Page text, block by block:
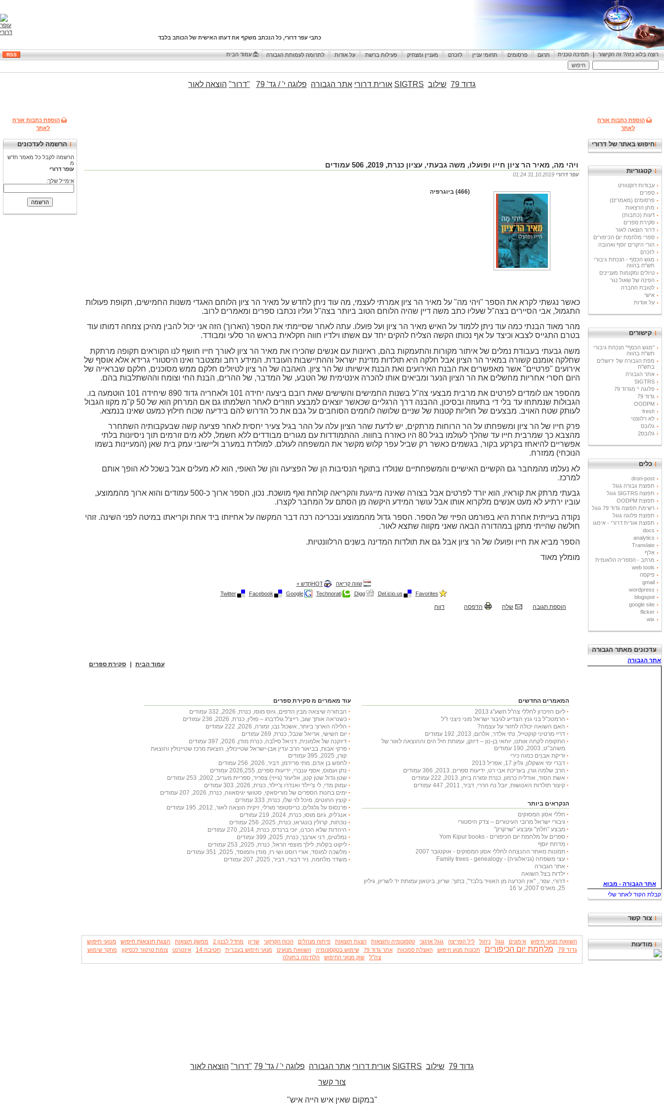
כתבי עפר דרורי, כל הנכתב משקף את דעתו האישית של הכותב בלבד
RSS רוצה בלוג כזה? זה הקישור | תמיכה טכנית תרגם פרסומים תחומי עניין לזכרם מעניין ומצחיק פעילות ברשת על אודות לתרומה לעמותת הגבורה עמוד הבית
הוספת כתבות אורח
לאתר
הרשמה לעדכונים
הרשמה לקבל כל מאמר חדש
מ
עופר דרורי
אימייל שלך:
הוספת כתבות אורח
לאתר
חיפוש באתר של דרורי
קטגוריות
עבודות דוקטורט
ספרים
פרסומים (מאמרים)
מתן הרצאות
דעות (כתבות)
סקירת ספרים
דרור הוצאה לאור
ספרי מלחמת יום הכיפורים
הורי היקרים יוסף ואהובה
לזכרם
מגש הכסף - הנכחת גיבורי
תש"ח בהווה
טיולים ומקומות מעניינים
הפינה של שאול נגר
לטובת החברה
אישי
על אודות
קישורים
"מגש הכסף" הנכחת גיבורי
תש"ח בהווה
מפת הגבורה של ירושלים
בתש"ח
אתר הגבורה
SIGTRS
פלוגה י' מגדוד 79
גדוד 79
OODPM
fresh
לא רלוונטי
גלובס
גלובס2
כלים
drori-post
תפוצת גבורה גוגל
תפוצה SIGTRS גוגל
תפוצת OODPM
רשימת תפוצה גדוד 79 גוגל
תפוצת פלוגה גוגל
תפוצת אורית דרורי - אימגו
docs
analytics
Translate
אלף
מרחב - הספריה הלאומית
web tools
פיקסה
gmail
wordpress
blogspot
google site
flicker
wix
עדכונים מאתר הגבורה
צור קשר
מודעות
גדוד 79 שילוב SIGTRS אורית דרורי אתר הגבורה פלוגה י' / גד' 79 "דרור" הוצאה לאור
ויהי מה, מאיר הר ציון חייו ופועלו, משה גבעתי, עציון כנרת, 2019, 506 עמודים
עפר דרורי
(466) ביוגרפיה
כאשר נגשתי לקרא את הספר "ויהי מה" על מאיר הר ציון אמרתי לעצמי, מה עוד ניתן לחדש על מאיר הר ציון הלוחם האגדי משנות החמישים, תקופת פעולות
התגמול, אבי הסיירים בצה"ל שעליו כתב משה דיין שהיה הלוחם הטוב ביותר בצה"ל ועליו נכתבו ספרים ומאמרים לרוב.
מהר מאוד הבנתי כמה עוד ניתן ללמוד על האיש מאיר הר ציון ועל פועלו. עתה לאחר שסיימתי את הספר (הארוך) הזה אני יכול להבין מהיכן צמחה דמותו עוד
בטרם התגייס לצבא וכיצד על אף נכותו הקשה הצליח להקים יחד עם אשתו וילדיו חווה חקלאית בראש הר סלעי ומבודד.
משה גבעתי בעבודת נמלים של איתור מקורות והתעמקות בהם, ראיונות עם אנשים שהכירו את מאיר הר ציון לאורך חייו חושף לנו הקוראים תקופה מרתקת
שחלקה אומנם קשורה במאיר הר הציון אבל חלקה היא תולדות מדינת ישראל וההתיישבות העובדת. המידע רחב ומצטבר ואינו היסטורי גרידא אלא אוסף של
אירועים "פרטיים" אשר מאפשרים את הבנת האירועים ואת הבנת אישיותו של הר ציון. האהבה של הר ציון לטיולים חלקם ממש מסוכנים, חלקם שבראייה של
היום חסרי אחריות מחשלים את הר הציון הנער ומביאים אותו להכרה אינטימית של הטבע, של המדבר, של ההרים, הבנת החי וצומח וההשתלבות בהם.
מהספר אנו לומדים לפרטים את מרבית מבצעי צה"ל בשנות החמישים והשישים שאת רובם ביצעה יחידה 101 ולאחריה גדוד 890 שיחידה 101 הוטמעה בו.
הגבולות שנמתחו עד בלי די בתעוזה ובסיכון, ההבנה דרך הרגליים שכאשר יוצאים למבצע חוזרים לאחר השלמתו גם אם המרחק הוא של 50 ק"מ מקוו הגבול
לעותק שטח האויב. מבצעים של חוליות קטנות של שניים שלושה לוחמים הסוחבים על גבם את כל הדרוש להם בידיעה שכוח חילוץ כמעט שאינו בנמצא.
פרק חייו של הר ציון ומשפחתו על הר הרוחות מרתקים, יש לדעת שהר הציון עלה על ההר בגיל צעיר יחסית לאחר פציעה קשה שבעקבותיה השתחרר
מהצבא כך שמרבית חייו עד שהלך לעולמו בגיל 80 היו כאזרח בחווה. ההתמודדות עם מגורים מבודדים ללא חשמל, ללא מים זורמים תוך ניסיונות בלתי
אפשריים להיאחז בקרקע בקור, בגשמים כאשר רק שביל עפר קלוש מקשר את המשפחה לעולם. למולדת במערב וליישובי עמק בית שאן (המעיינות בשמו
הנוכחי) ממזרח.
לא נעלמו מהמחבר גם הקשיים האישיים והמשפחתיים שנולדו בתוקף הנסיבות הן של הפציעה והן של האופי, הוא לא מעלים אבל בשכל לא הופך אותם
למרכז.
גבעתי מרתק את קוראיו, הוא יורד לפרטים אבל בצורה שאינה מייגעת והקריאה קולחת ואף מושכת. נכון, הספר ארוך כ-500 עמודים והוא ארוך מהממוצע,
עוביו ירתיע לא מעט אנשים מלקרוא אותו אבל עושר המידע היקשה מן הסתם על המחבר לקצרו.
נקודה בעייתית אחרת היא בפורמט הפיזי של הספר. הספר גדול מהממוצע ובכריכה רכה דבר המקשה על אחיזתו ביד אחת וקריאתו במיטה לפני השינה. זוהי
חולשה שהייתי מתקן במהדורה הבאה שאני מקווה שתצא לאור.
הספר מביא את חייו ופועלו של הר ציון אבל גם את תולדות המדינה בשנים הרלוונטיות.
מומלץ מאוד
שווה קריאה
HOTחדש +
Favorites
Del.icio.us
Digg
Technorati
Google
Facebook
Twitter
הוספת תגובה שלח הדפסה דווח
עמוד הבית סקירת ספרים
המאמרים החדשים
ליום הזיכרון לחללי צה"ל תשע"ג 2013
הרמטכ"ל בני גנץ הצדיע לגיבור ישראל מוני ניצני ז"ל
האם השואה יכולה לחזור על עצמה?
דריי מרטיני קוקטייל, נתי אלדר, אלרום, 2013, 192 עמודים
התקופה לקחה אותנו, יוחאי בן-נון – דיוקן, עמותת חיל הים וההוצאה לאור של
משהב"ט, 2003, 190 עמודים
זריקת אבנים כמוה כירי
דברי ימי אשקלון, גליון 17, אפריל 2013
הרב שלמה גורן, בעריכת אבי רט, ידיעות ספרים, 2013, 366 עמודים
אשת הסוד, אודליה כרמון, כנרת זמורה ביתן, 2013, 222 עמודים
קיצור תולדות האנושות, יובל נח הררי, דביר, 2011, 447 עמודים
הנקראים ביותר
חללי אסון המסוקים
גיבורי ישראל מרובי העיטורים – צדק היסטורי
מבצע "חלוץ" ומבצע "שרקרק"
ספרים על מלחמת יום הכיפורים - Yom Kipur books
מדחת יוסף
תמונות מאתר ההנצחה לחללי אסון המסוקים - אוקטובר 2007
עצי משפחה (גניאלוגיה) - Family trees - genealogy
אתר הגבורה
ילדות בצל השואה
דרורי, עפר., "אין הכרעה מן האוויר בלבד", בתוך: שריון, ביטאון עמותת יד לשריון, גיליון
25, מארס 2007, ע' 16
עוד מאמרים מ סקירת ספרים
הבחורה שיצאה מבין הדפים, גיוס מוסו, כנרת, 2026, 332 עמודים
כשנראה אותך שוב, רייצ'ל גולדברג – פולין, כנרת, 2026, 236 עמודים
הלילה הארוך ביותר, אשכול נבו, זמורה, 2026, 222 עמודים
יום השישי, אריאל שנבל, כנרת, 269 עמודים
דיוקנה של אלמונית, דניאל סילבה, כנרת מודן, 2026, 397 עמודים
פרקי אבות, בביאור הרב עדין אבן-ישראל שטיינזלץ, הוצאת מרכז שטיינזלץ והוצאת
קורן, 2025, 395 עמודים
לחפש בן אדם, מתי פרידמן, דביר, 2026, 256 עמודים
נתן ועמוס, אסף ענברי, ידיעות ספרים, 2026,255 עמודים
שטן גדול שטן קטן, אליעזר (גייזי) צפריר, ספריית מעריב, 2002, 253 עמודים
עמוק מדי, לי צ'יילד ואנדרו צ'יילד, כנרת, 2026, 303 עמודים
ימים בחנות הספרים של מוריסאקי, סטושי יגיסאווה, כנרת, 2026, 207 עמודים
קוצץ החוטים, מיכל לוי שלו, כנרת, 333 עמודים
פרנסוס על גלגלים, כריסטופר מורלי, זיקית הוצאה לאור, 2012, 195 עמודים
אנג'ליק, גיום מוסו, כנרת, 2024, 219 עמודים
נוכחות, קרולין בונגראו, כנרת, 2025, 256 עמודים
היהדות שלא הכרנו, יוכי ברנדס, כנרת, 2014, 270 עמודים
נמלטים, דני אורבך, כנרת, 2025, 399 עמודים
ליקוט בקלות, לילך מוצפי הראל, כנרת, 2025, 253 עמודים
מלשכה למוסד, אורי רוסט ושי רז, מודן והמוסד, 2025, 351 עמודים
משדר מלחמה, ניר דבורי, דביר, 2025, 207 עמודים
השוואת מנועי חיפוש אימונים גוגל ניהול ליל הפריצה גוגל ארגוני טקסונומיה ותוצאות הצגת תוצאות פיתוח מנהלים הכוח הקרקעי שריון מחדל לבנון 2 ממשק תוצאות הצגת תוצאות חיפוש
מנועי חיפוש
גדוד 79
מלחמת יום הכיפורים תכונות מנוע חיפוש האצלת סמכוות אתר גדוד 79 שימוש בטקסונומיה השוואת מנועים מנועי חיפוש בעברית חטיבה 14 אינטרנט צומת טרטור לכסיקון מחקר שימוש
צה"ל שוק מנועי החיפוש הלחימה בתעלה
גדוד 79 שילוב SIGTRS אורית דרורי אתר הגבורה פלוגה י' / גד' 79 "דרור" הוצאה לאור
צור קשר
"במקום שאין איש הייה איש"